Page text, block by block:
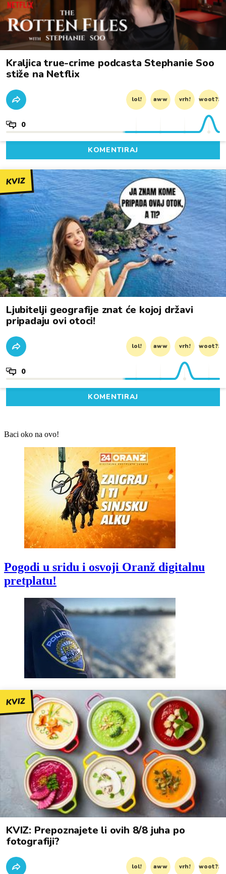
Kraljica true-crime podcasta Stephanie Soo
stiže na Netflix
lol! aww vrh! woot?!
0
KOMENTIRAJ
KVIZ
Ljubitelji geografije znat će kojoj državi
pripadaju ovi otoci!
lol! aww vrh! woot?!
0
KOMENTIRAJ
KVIZ
KVIZ: Prepoznajete li ovih 8/8 juha po
fotografiji?
lol! aww vrh! woot?!